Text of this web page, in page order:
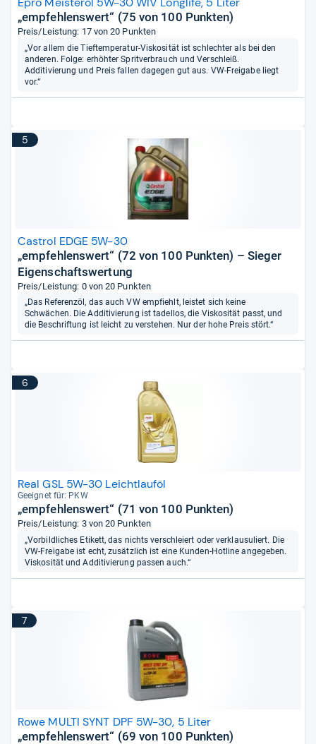
„empfehlenswert“ (75 von 100 Punkten)
Preis/Leistung: 17 von 20 Punkten
„Vor allem die Tieftemperatur-Viskosität ist schlechter als bei den
anderen. Folge: erhöhter Spritverbrauch und Verschleiß.
Additivierung und Preis fallen dagegen gut aus. VW-Freigabe liegt
vor.“
5
Castrol EDGE 5W-30
„empfehlenswert“ (72 von 100 Punkten) – Sieger
Eigenschaftswertung
Preis/Leistung: 0 von 20 Punkten
„Das Referenzöl, das auch VW empfiehlt, leistet sich keine
Schwächen. Die Additivierung ist tadellos, die Viskosität passt, und
die Beschriftung ist leicht zu verstehen. Nur der hohe Preis stört.“
6
Real GSL 5W-30 Leichtlauföl
Geeig­net für: PKW
„empfehlenswert“ (71 von 100 Punkten)
Preis/Leistung: 3 von 20 Punkten
„Vorbildliches Etikett, das nichts verschleiert oder verklausuliert. Die
VW-Freigabe ist echt, zusätzlich ist eine Kunden-Hotline angegeben.
Viskosität und Additivierung passen auch.“
7
Rowe MULTI SYNT DPF 5W-30, 5 Liter
„empfehlenswert“ (69 von 100 Punkten)